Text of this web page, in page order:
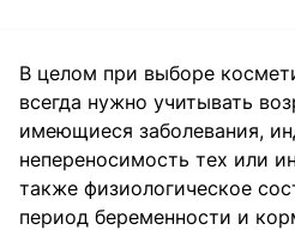
В целом при выборе
всегда нужно учитывать
имеющиеся заболевания,
непереносимость тех или
также физиологическое
период беременности и